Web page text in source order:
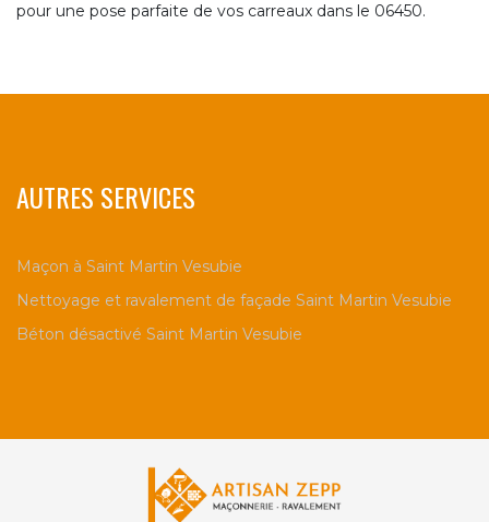
pour une pose parfaite de vos carreaux dans le 06450.
AUTRES SERVICES
Maçon à Saint Martin Vesubie
Nettoyage et ravalement de façade Saint Martin Vesubie
Béton désactivé Saint Martin Vesubie